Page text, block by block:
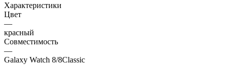
Характеристики
Цвет
—
красный
Совместимость
—
Galaxy Watch 8/8Classic